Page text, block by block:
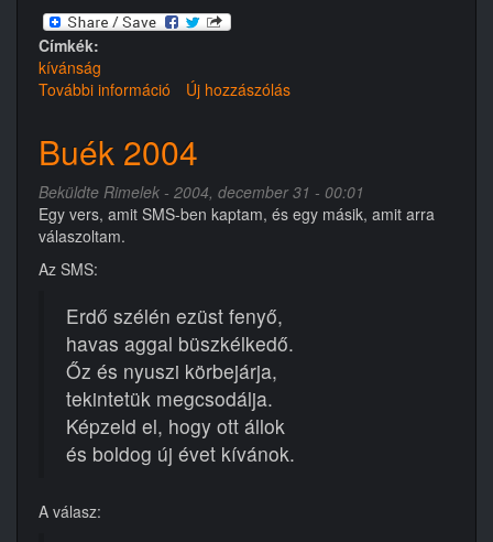
Címkék:
kívánság
További információ
kapcsolatosan
Új hozzászólás
Buék 2004
Beküldte Rimelek - 2004, december 31 - 00:01
Egy vers, amit SMS-ben kaptam, és egy másik, amit arra
válaszoltam.
Az SMS:
Erdő szélén ezüst fenyő,
havas aggal büszkélkedő.
Őz és nyuszi körbejárja,
tekintetük megcsodálja.
Képzeld el, hogy ott állok
és boldog új évet kívánok.
A válasz: